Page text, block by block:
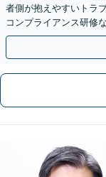
者側が抱えやすいトラ
コンプライアンス研修
や不当解雇、労災など